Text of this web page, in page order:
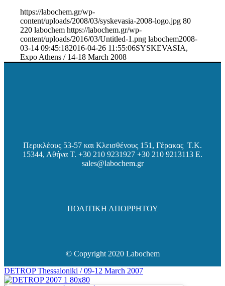
https://labochem.gr/wp-
content/uploads/2008/03/syskevasia-2008-logo.jpg 80
220 labochem https://labochem.gr/wp-
content/uploads/2016/03/Untitled-1.png labochem2008-
03-14 09:45:182016-04-26 11:55:06SYSKEVASIA,
Expo Athens / 14-18 March 2008
Περικλέους 53-57 και Κλεισθένους 151, Γέρακας Τ.Κ.
15344, Αθήνα Τ. +30 210 9231927 +30 210 9213113 E.
sales@labochem.gr
ΠΟΛΙΤΙΚΗ ΑΠΟΡΡΗΤΟΥ
© Copyright 2020 Labochem
DETROP Thessaloniki / 09-12 March 2007